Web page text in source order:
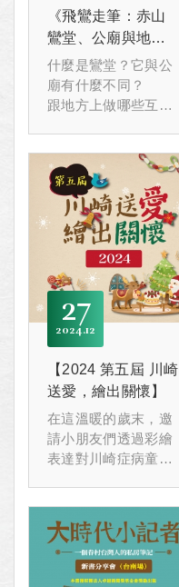
的對談喔。
《飛鸞走筆：赤山
鸞堂、公廟與地方
社會》新書發表會
什麼是鸞堂？它與公
廟有什麼不同？
跟地方上做哪些互動
善堂的堂生將現場為
你揭開神祕面紗。
27
12
2024
【2024 第五屆 川崎
送愛，繪出關懷】
在這溫暖的歲末，邀
請小朋友們透過彩繪
表達對川崎症病童的
福與鼓勵！